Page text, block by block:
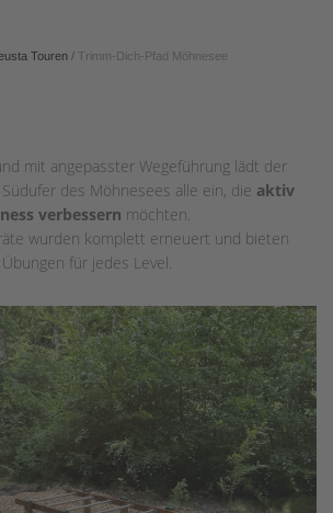
Touren / Trimm-Dich-Pfad Möhnesee
mit angepasster Wegeführung lädt der
des Möhnesees alle ein, die aktiv
verbessern möchten.
wurden komplett erneuert und bieten
für jedes Level.